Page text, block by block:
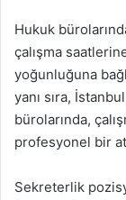
Hukuk
çalışma
yoğunluğuna
yanı sıra,
bürolarında,
profesyonel bir
Sekreterlik